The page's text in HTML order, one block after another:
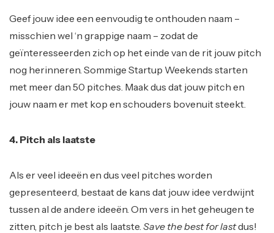
Geef jouw idee een eenvoudig te onthouden naam –
misschien wel ‘n grappige naam – zodat de
geïnteresseerden zich op het einde van de rit jouw pitch
nog herinneren. Sommige Startup Weekends starten
met meer dan 50 pitches. Maak dus dat jouw pitch en
jouw naam er met kop en schouders bovenuit steekt.
4. Pitch als laatste
Als er veel ideeën en dus veel pitches worden
gepresenteerd, bestaat de kans dat jouw idee verdwijnt
tussen al de andere ideeën. Om vers in het geheugen te
zitten, pitch je best als laatste. Save the best for lastdus!